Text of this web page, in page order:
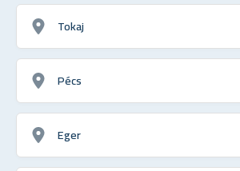
Tokaj
Pécs
Eger